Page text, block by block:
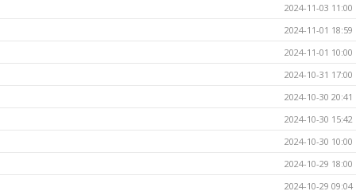
2024-11-03 11:00
2024-11-01 18:59
2024-11-01 10:00
2024-10-31 17:00
2024-10-30 20:41
2024-10-30 15:42
2024-10-30 10:00
2024-10-29 18:00
2024-10-29 09:04